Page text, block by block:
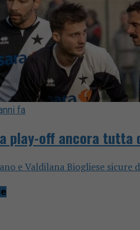
fa
play-off ancora tutta
e Valdilana Biogliese sicure